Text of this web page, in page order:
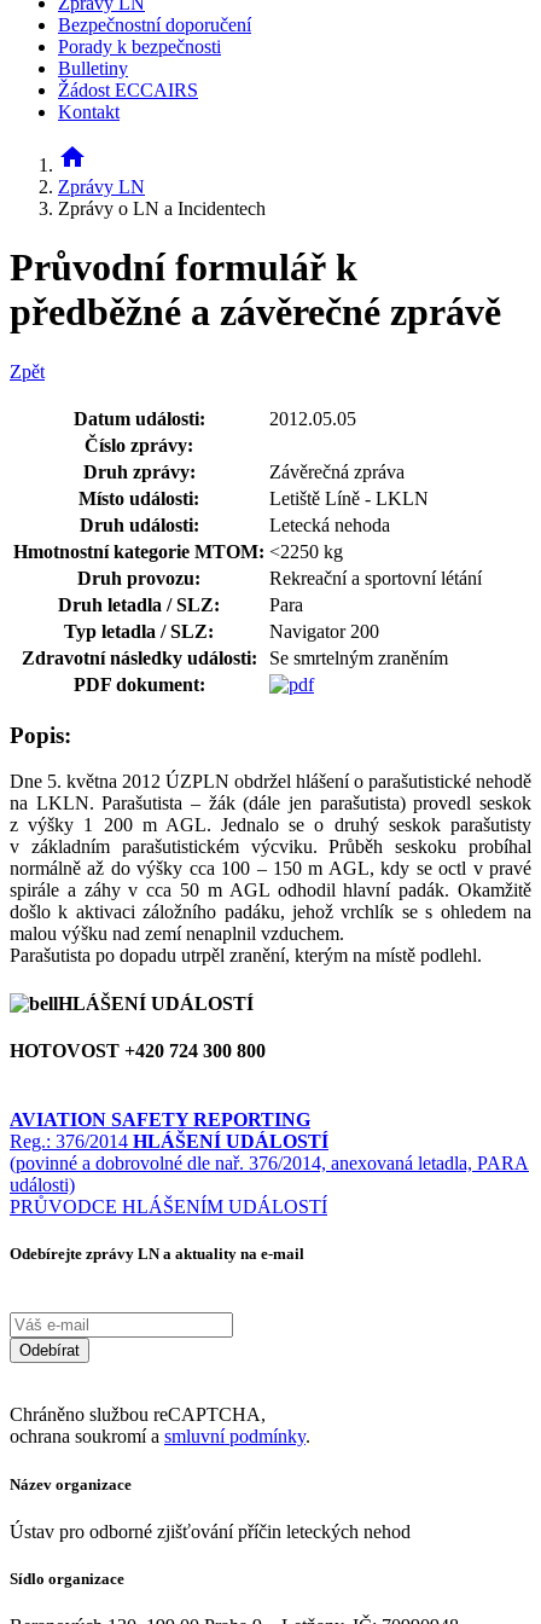
Bezpečnostní doporučení
Porady k bezpečnosti
Bulletiny
Žádost ECCAIRS
Kontakt
home
Zprávy LN
Zprávy o LN a Incidentech
Průvodní formulář k
předběžné a závěrečné zprávě
Zpět
Datum události:
2012.05.05
Číslo zprávy:
Druh zprávy:
Závěrečná zpráva
Místo události:
Letiště Líně - LKLN
Druh události:
Letecká nehoda
Hmotnostní kategorie MTOM: <2250 kg
Druh provozu:
Rekreační a sportovní létání
Druh letadla / SLZ:
Para
Typ letadla / SLZ:
Navigator 200
Zdravotní následky události:
Se smrtelným zraněním
PDF dokument:
Popis:
Dne 5. května 2012 ÚZPLN obdržel hlášení o parašutistické nehodě
na LKLN. Parašutista – žák (dále jen parašutista) provedl seskok
z výšky 1 200 m AGL. Jednalo se o druhý seskok parašutisty
v základním parašutistickém výcviku. Průběh seskoku probíhal
normálně až do výšky cca 100 – 150 m AGL, kdy se octl v pravé
spirále a záhy v cca 50 m AGL odhodil hlavní padák. Okamžitě
došlo k aktivaci záložního padáku, jehož vrchlík se s ohledem na
malou výšku nad zemí nenaplnil vzduchem.
Parašutista po dopadu utrpěl zranění, kterým na místě podlehl.
HLÁŠENÍ UDÁLOSTÍ
HOTOVOST +420 724 300 800
AVIATION SAFETY REPORTING
Reg.: 376/2014 HLÁŠENÍ UDÁLOSTÍ
(povinné a dobrovolné dle nař. 376/2014, anexovaná letadla, PARA
události)
PRŮVODCE HLÁŠENÍM UDÁLOSTÍ
Odebírejte zprávy LN a aktuality na e-mail
Odebírat
Chráněno službou reCAPTCHA,
ochrana soukromí a smluvní podmínky.
Název organizace
Ústav pro odborné zjišťování příčin leteckých nehod
Sídlo organizace